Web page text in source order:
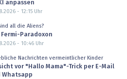
anpassen
- 12:15Uhr
all die Aliens?
Fermi-Paradoxon
- 10:46Uhr
Nachrichten vermeintlicher Kinder
vor "Hallo Mama"-Trick per E-Mail
Whatsapp